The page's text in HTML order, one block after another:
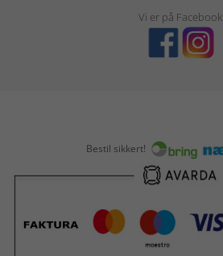
Vi er på Facebook
Bestil sikkert!